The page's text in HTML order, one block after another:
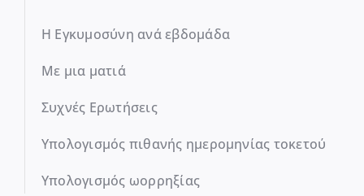
Η Εγκυμοσύνη ανά εβδομάδα
Με μια ματιά
Συχνές Ερωτήσεις
Υπολογισμός πιθανής ημερομηνίας τοκετού
Υπολογισμός ωορρηξίας